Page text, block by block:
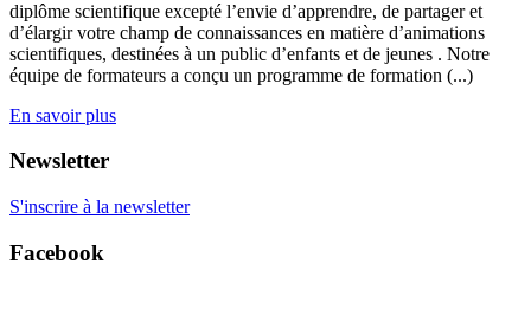
diplôme scientifique excepté l’envie d’apprendre, de partager et
d’élargir votre champ de connaissances en matière d’animations
scientifiques, destinées à un public d’enfants et de jeunes . Notre
équipe de formateurs a conçu un programme de formation (...)
En savoir plus
Newsletter
S'inscrire à la newsletter
Facebook